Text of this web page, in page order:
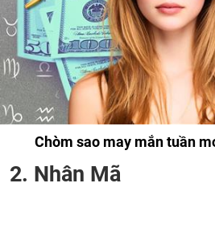
Chòm sao may mắn tuần
2. Nhân Mã